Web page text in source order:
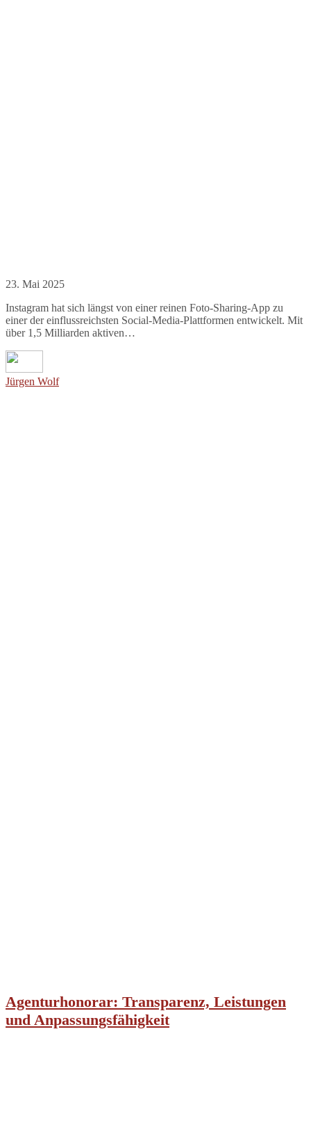
23. Mai 2025
Instagram hat sich längst von einer reinen Foto-Sharing-App zu
einer der einflussreichsten Social-Media-Plattformen entwickelt. Mit
über 1,5 Milliarden aktiven…
Jürgen Wolf
Agenturhonorar: Transparenz, Leistungen
und Anpassungsfähigkeit